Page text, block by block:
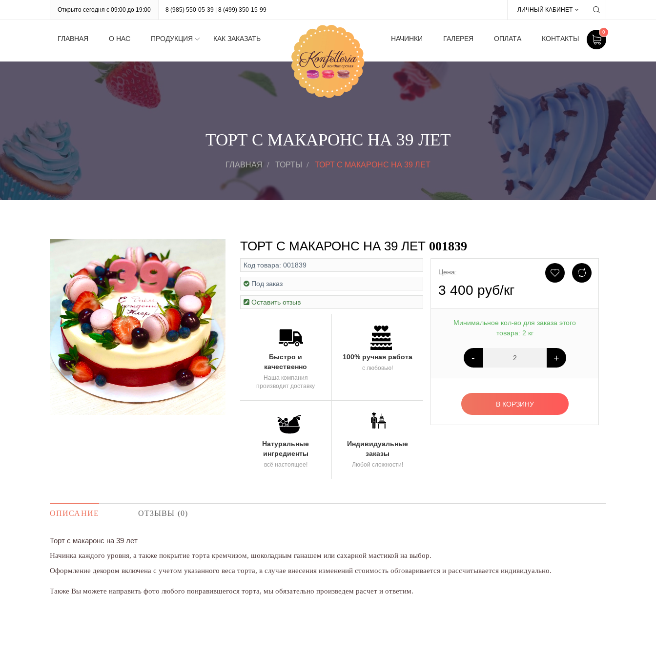
Открыто сегодня с 09:00 до 19:00 8 (985) 550-05-39 8 (499) 350-15-99 ЛИЧНЫЙ КАБИНЕТ
ГЛАВНАЯ О НАС ПРОДУКЦИЯ КАК ЗАКАЗАТЬ НАЧИНКИ ГАЛЕРЕЯ ОПЛАТА КОНТАКТЫ
0
ТОРТ С МАКАРОНС НА 39 ЛЕТ
ГЛАВНАЯ ТОРТЫ ТОРТ С МАКАРОНС НА 39 ЛЕТ
ТОРТ С МАКАРОНС НА 39 ЛЕТ 001839
Код товара: 001839
Под заказ
Оставить отзыв
Быстро и
качественно
Наша компания
производит доставку
100% ручная работа
с любовью!
Натуральные
ингредиенты
всё настоящее!
Индивидуальные
заказы
Любой сложности!
Цена:
3 400 руб/кг
Минимальное кол-во для заказа этого
товара: 2 кг
- +
В КОРЗИНУ
ОПИСАНИЕ ОТЗЫВЫ (0)
Торт с макаронс на 39 лет
Начинка каждого уровня, а также покрытие торта кремчизом, шоколадным ганашем или сахарной мастикой на выбор.
Оформление декором включена с учетом указанного веса торта, в случае внесения изменений стоимость обговаривается и рассчитывается индивидуально.
Также Вы можете направить фото любого понравившегося торта, мы обязательно произведем расчет и ответим.